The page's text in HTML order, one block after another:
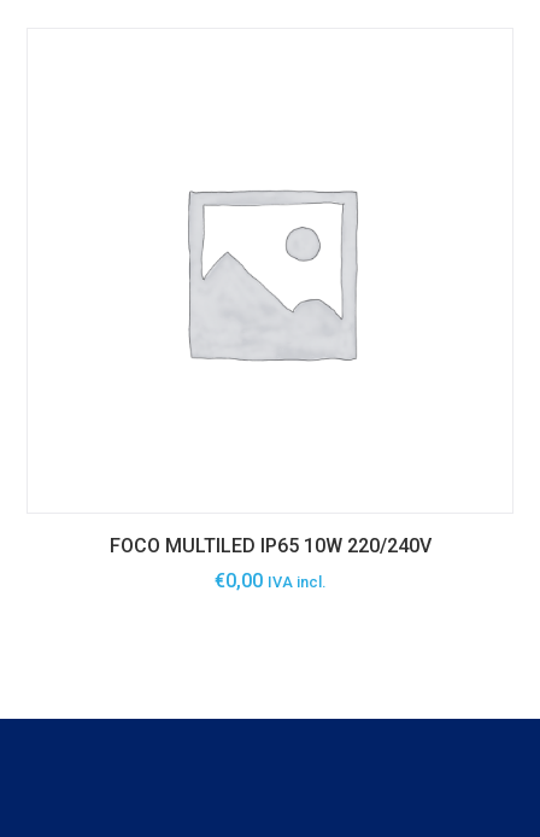
FOCO MULTILED IP65 10W 220/240V
€0,00 IVA incl.